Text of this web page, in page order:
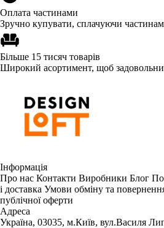
Оплата частинами
Зручно купувати, сплачуючи
Більше 15 тисяч товарів
Широкий асортимент, щоб
Інформація
Про нас Контакти Виробники Блог
і доставка Умови обміну та
публічної оферти
Адреса
Україна, 03035, м.Київ, вул.Василя